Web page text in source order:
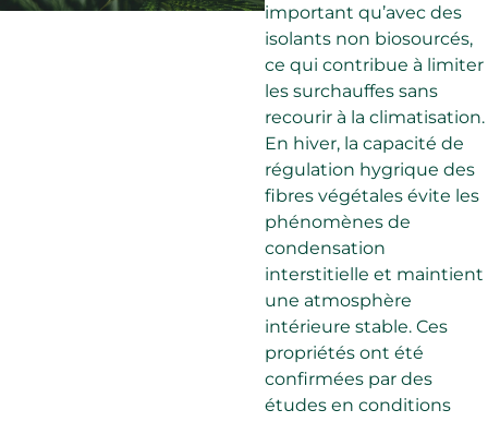
important qu’avec des
isolants non biosourcés,
ce qui contribue à limiter
les surchauffes sans
recourir à la climatisation.
En hiver, la capacité de
régulation hygrique des
fibres végétales évite les
phénomènes de
condensation
interstitielle et maintient
une atmosphère
intérieure stable. Ces
propriétés ont été
confirmées par des
études en conditions